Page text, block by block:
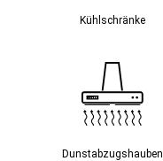
Kühlschränke
Dunst­abzugs­hauben